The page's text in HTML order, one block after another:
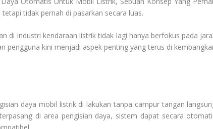
tidak pernah di pasarkan secara luas.
di industri kendaraan listrik tidak lagi hanya berfokus pada
pengguna kini menjadi aspek penting yang terus di
daya mobil listrik di lakukan tanpa campur tangan
di area pengisian daya, sistem dapat secara